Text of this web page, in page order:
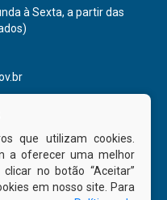
à Sexta, a partir das
que utilizam cookies.
a oferecer uma melhor
no botão “Aceitar”
em nosso site. Para